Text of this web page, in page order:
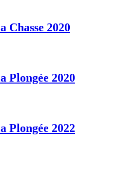
Chasse 2020
Plongée 2020
Plongée 2022